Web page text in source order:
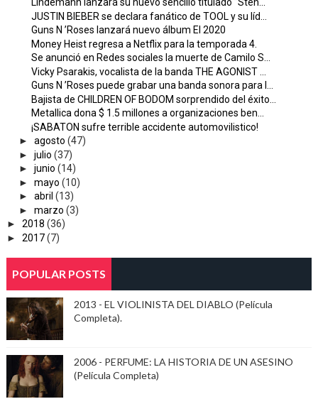
JUSTIN BIEBER se declara fanático de TOOL y su líd...
Guns N ’Roses lanzará nuevo álbum El 2020
Money Heist regresa a Netflix para la temporada 4.
Se anunció en Redes sociales la muerte de Camilo S...
Vicky Psarakis, vocalista de la banda THE AGONIST ...
Guns N ’Roses puede grabar una banda sonora para l...
Bajista de CHILDREN OF BODOM sorprendido del éxito...
Metallica dona $ 1.5 millones a organizaciones ben...
¡SABATON sufre terrible accidente automovilistico!
► agosto (47)
► julio (37)
► junio (14)
► mayo (10)
► abril (13)
► marzo (3)
► 2018 (36)
► 2017(7)
POPULAR POSTS
2013 - EL VIOLINISTA DEL DIABLO (Película
Completa).
2006 - PERFUME: LA HISTORIA DE UN ASESINO
(Película Completa)